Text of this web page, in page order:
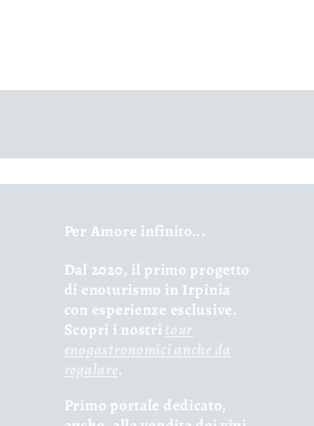
Per Amore infinito...
Dal 2020, il primo progetto
di enoturismo in Irpinia
con esperienze esclusive.
Scopri i nostri tour
enogastronomici anche da
regalare.
Primo portale dedicato,